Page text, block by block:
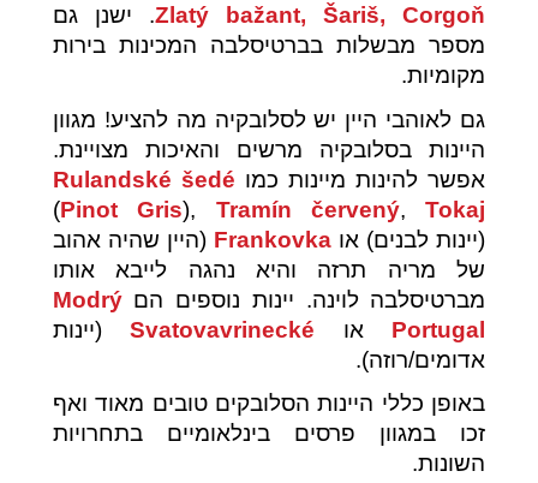
Zlatý bažant, Šariš, Corgoň. ישנן גם
מספר מבשלות בברטיסלבה המכינות בירות
מקומיות.
גם לאוהבי היין יש לסלובקיה מה להציע! מגוון
היינות בסלובקיה מרשים והאיכות מצויינת.
אפשר להינות מיינות כמו Rulandské šedé
(Pinot Gris), Tramín červený,Tokaj
(יינות לבנים) או Frankovka (היין שהיה אהוב
של מריה תרזה והיא נהגה לייבא אותו
מברטיסלבה לוינה. יינות נוספים הםModrý
Portugal או Svatovavrinecké(יינות
אדומים/רוזה).
באופן כללי היינות הסלובקים טובים מאוד ואף
זכו במגוון פרסים בינלאומיים בתחרויות
השונות.